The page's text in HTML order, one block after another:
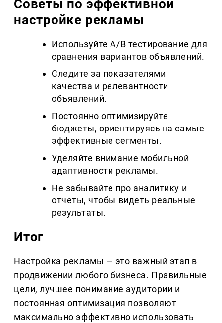
Советы по эффективной
настройке рекламы
Используйте A/B тестирование для
сравнения вариантов объявлений.
Следите за показателями
качества и релевантности
объявлений.
Постоянно оптимизируйте
бюджеты, ориентируясь на самые
эффективные сегменты.
Уделяйте внимание мобильной
адаптивности рекламы.
Не забывайте про аналитику и
отчеты, чтобы видеть реальные
результаты.
Итог
Настройка рекламы — это важный этап в
продвижении любого бизнеса. Правильные
цели, лучшее понимание аудитории и
постоянная оптимизация позволяют
максимально эффективно использовать